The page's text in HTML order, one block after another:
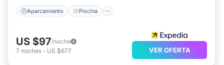
Aparcamiento Piscina
US $97/noche
7 noches - US $677 VER OFERTA